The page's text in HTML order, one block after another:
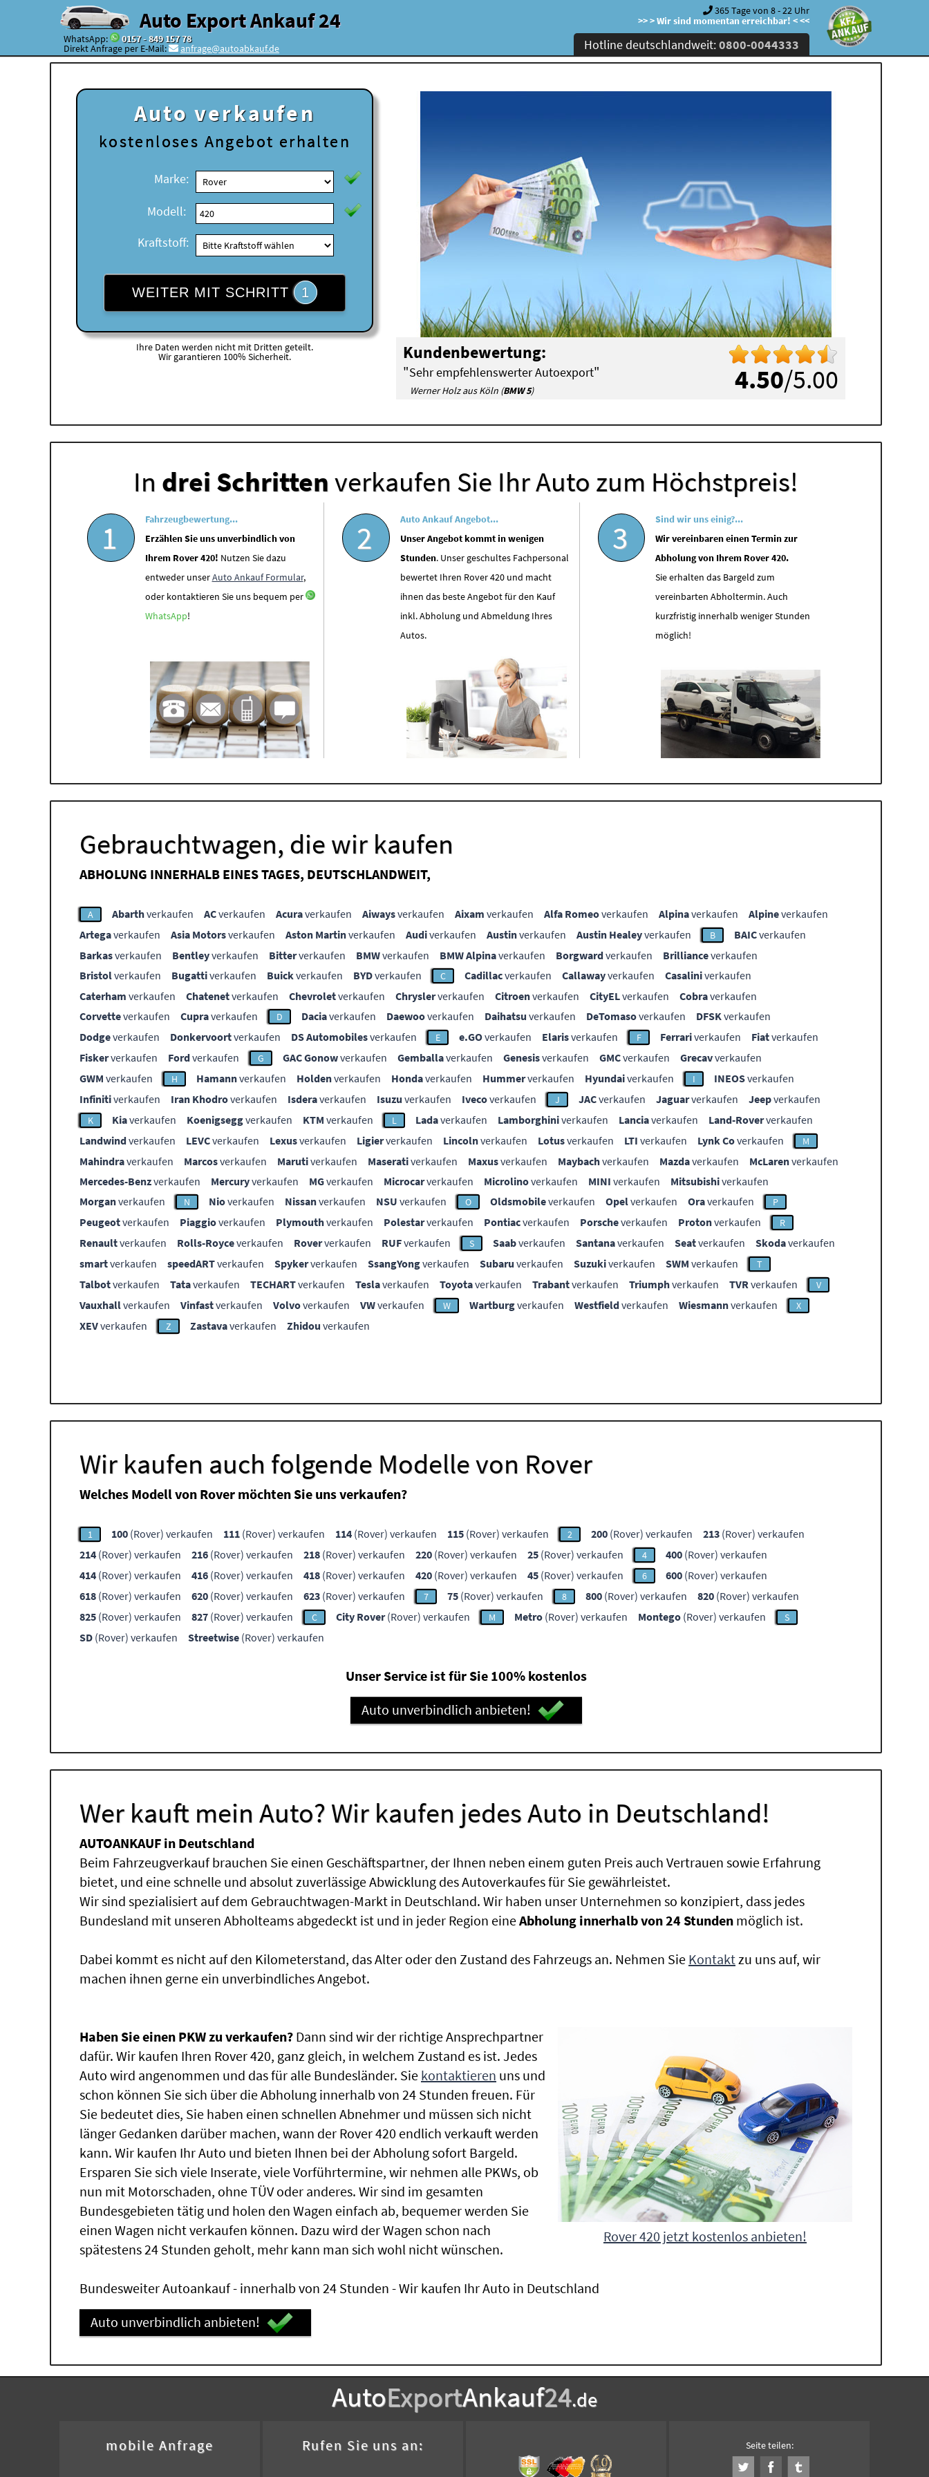
Auto Export Ankauf 24
WhatsApp: 0157 - 849 157 78
Direkt Anfrage per E-Mail: anfrage@autoabkauf.de
365 Tage von 8 - 22 Uhr
>> > Wir sind momentan erreichbar! < <<
Hotline deutschlandweit:0800-0044333
Auto verkaufen
kostenloses Angebot erhalten
Marke:
Modell:
Kraftstoff:
WEITER MIT SCHRITT 1
Ihre Daten werden nicht mit Dritten geteilt.
Wir garantieren 100% Sicherheit.
4.50/5.00
Kundenbewertung:
"Sehr empfehlenswerter Autoexport"
Werner Holz aus Köln (BMW 5)
In drei Schrittenverkaufen Sie Ihr Auto zum Höchstpreis!
1
Fahrzeugbewertung...
Erzählen Sie uns unverbindlich von
Ihrem Rover 420! Nutzen Sie dazu
entweder unserAuto Ankauf Formular,
oder kontaktieren Sie uns bequem per
WhatsApp!
2
Auto Ankauf Angebot...
Unser Angebot kommt in wenigen
Stunden. Unser geschultes Fachpersonal
bewertet Ihren Rover 420 und macht
ihnen das beste Angebot für den Kauf
inkl. Abholung und Abmeldung Ihres
Autos.
3
Sind wir uns einig?...
Wir vereinbaren einen Termin zur
Abholung von Ihrem Rover 420.
Sie erhalten das Bargeld zum
vereinbarten Abholtermin. Auch
kurzfristig innerhalb weniger Stunden
möglich!
Gebrauchtwagen, die wir kaufen
ABHOLUNG INNERHALB EINES TAGES, DEUTSCHLANDWEIT,
A Abarthverkaufen ACverkaufen Acuraverkaufen Aiwaysverkaufen Aixam verkaufen Alfa Romeoverkaufen Alpinaverkaufen Alpineverkaufen
Artegaverkaufen Asia Motorsverkaufen Aston Martinverkaufen Audiverkaufen Austinverkaufen Austin Healeyverkaufen B BAICverkaufen
Barkasverkaufen Bentleyverkaufen Bitterverkaufen BMWverkaufen BMW Alpinaverkaufen Borgwardverkaufen Brillianceverkaufen
Bristolverkaufen Bugattiverkaufen Buickverkaufen BYDverkaufen C Cadillacverkaufen Callawayverkaufen Casaliniverkaufen
Caterham verkaufen Chatenetverkaufen Chevroletverkaufen Chryslerverkaufen Citroenverkaufen CityELverkaufen Cobraverkaufen
Corvetteverkaufen Cupraverkaufen D Daciaverkaufen Daewooverkaufen Daihatsu verkaufen DeTomasoverkaufen DFSKverkaufen
Dodgeverkaufen Donkervoortverkaufen DS Automobilesverkaufen E e.GOverkaufen Elarisverkaufen F Ferrariverkaufen Fiatverkaufen
Fiskerverkaufen Fordverkaufen G GAC Gonowverkaufen Gemballaverkaufen Genesisverkaufen GMCverkaufen Grecavverkaufen
GWM verkaufen H Hamannverkaufen Holdenverkaufen Hondaverkaufen Hummerverkaufen Hyundaiverkaufen I INEOSverkaufen
Infinitiverkaufen Iran Khodroverkaufen Isderaverkaufen Isuzu verkaufen Ivecoverkaufen J JACverkaufen Jaguarverkaufen Jeepverkaufen
K Kiaverkaufen Koenigseggverkaufen KTM verkaufen L Ladaverkaufen Lamborghiniverkaufen Lanciaverkaufen Land-Roververkaufen
Landwindverkaufen LEVCverkaufen Lexusverkaufen Ligierverkaufen Lincolnverkaufen Lotusverkaufen LTI verkaufen Lynk Coverkaufen M
Mahindraverkaufen Marcosverkaufen Marutiverkaufen Maserativerkaufen Maxusverkaufen Maybachverkaufen Mazdaverkaufen McLarenverkaufen
Mercedes-Benzverkaufen Mercuryverkaufen MGverkaufen Microcarverkaufen Microlinoverkaufen MINI verkaufen Mitsubishiverkaufen
Morganverkaufen N Nioverkaufen Nissanverkaufen NSU verkaufen O Oldsmobileverkaufen Opelverkaufen Oraverkaufen P
Peugeotverkaufen Piaggioverkaufen Plymouthverkaufen Polestarverkaufen Pontiacverkaufen Porscheverkaufen Protonverkaufen R
Renaultverkaufen Rolls-Royceverkaufen Roververkaufen RUFverkaufen S Saabverkaufen Santanaverkaufen Seatverkaufen Skodaverkaufen
smartverkaufen speedARTverkaufen Spykerverkaufen SsangYongverkaufen Subaru verkaufen Suzukiverkaufen SWM verkaufen T
Talbotverkaufen Tataverkaufen TECHARTverkaufen Teslaverkaufen Toyotaverkaufen Trabantverkaufen Triumphverkaufen TVRverkaufen V
Vauxhallverkaufen Vinfastverkaufen Volvoverkaufen VWverkaufen W Wartburgverkaufen Westfieldverkaufen Wiesmannverkaufen X
XEVverkaufen Z Zastavaverkaufen Zhidou verkaufen
Wir kaufen auch folgende Modelle von Rover
Welches Modell von Rover möchten Sie uns verkaufen?
1 100 (Rover) verkaufen 111 (Rover) verkaufen 114 (Rover) verkaufen 115 (Rover) verkaufen 2 200 (Rover) verkaufen 213 (Rover) verkaufen
214 (Rover) verkaufen 216 (Rover) verkaufen 218 (Rover) verkaufen 220 (Rover) verkaufen 25 (Rover) verkaufen 4 400 (Rover) verkaufen
414 (Rover) verkaufen 416 (Rover) verkaufen 418 (Rover) verkaufen 420 (Rover) verkaufen 45 (Rover) verkaufen 6 600 (Rover) verkaufen
618 (Rover) verkaufen 620 (Rover) verkaufen 623 (Rover) verkaufen 7 75 (Rover) verkaufen 8 800 (Rover) verkaufen 820 (Rover) verkaufen
825 (Rover) verkaufen 827 (Rover) verkaufen C City Rover(Rover) verkaufen M Metro (Rover) verkaufen Montego (Rover) verkaufen S
SD (Rover) verkaufen Streetwise (Rover) verkaufen
Unser Service ist für Sie 100% kostenlos
Auto unverbindlich anbieten!
Wer kauft mein Auto? Wir kaufen jedes Auto in Deutschland!
AUTOANKAUF in Deutschland
Beim Fahrzeugverkauf brauchen Sie einen Geschäftspartner, der Ihnen neben einem guten Preis auch Vertrauen sowie Erfahrung
bietet, und eine schnelle und absolut zuverlässige Abwicklung des Autoverkaufes für Sie gewährleistet.
Wir sind spezialisiert auf dem Gebrauchtwagen-Markt in Deutschland. Wir haben unser Unternehmen so konzipiert, dass jedes
Bundesland mit unseren Abholteams abgedeckt ist und in jeder Region eineAbholung innerhalb von 24 Stunden möglich ist.
Dabei kommt es nicht auf den Kilometerstand, das Alter oder den Zustand des Fahrzeugs an. Nehmen Sie Kontaktzu uns auf, wir
machen ihnen gerne ein unverbindliches Angebot.
Rover 420 jetzt kostenlos anbieten!
Haben Sie einen PKW zu verkaufen? Dann sind wir der richtige Ansprechpartner
dafür. Wir kaufen Ihren Rover 420, ganz gleich, in welchem Zustand es ist. Jedes
Auto wird angenommen und das für alle Bundesländer. Sie kontaktieren uns und
schon können Sie sich über die Abholung innerhalb von 24 Stunden freuen. Für
Sie bedeutet dies, Sie haben einen schnellen Abnehmer und müssen sich nicht
länger Gedanken darüber machen, wann der Rover 420 endlich verkauft werden
kann. Wir kaufen Ihr Auto und bieten Ihnen bei der Abholung sofort Bargeld.
Ersparen Sie sich viele Inserate, viele Vorführtermine, wir nehmen alle PKWs, ob
nun mit Motorschaden, ohne TÜV oder anderes. Wir sind im gesamten
Bundesgebieten tätig und holen den Wagen einfach ab, bequemer werden Sie
einen Wagen nicht verkaufen können. Dazu wird der Wagen schon nach
spätestens 24 Stunden geholt, mehr kann man sich wohl nicht wünschen.
Bundesweiter Autoankauf - innerhalb von 24 Stunden - Wir kaufen Ihr Auto in Deutschland
Auto unverbindlich anbieten!
AutoExportAnkauf24.de
mobile Anfrage Rufen Sie uns an: Seite teilen: